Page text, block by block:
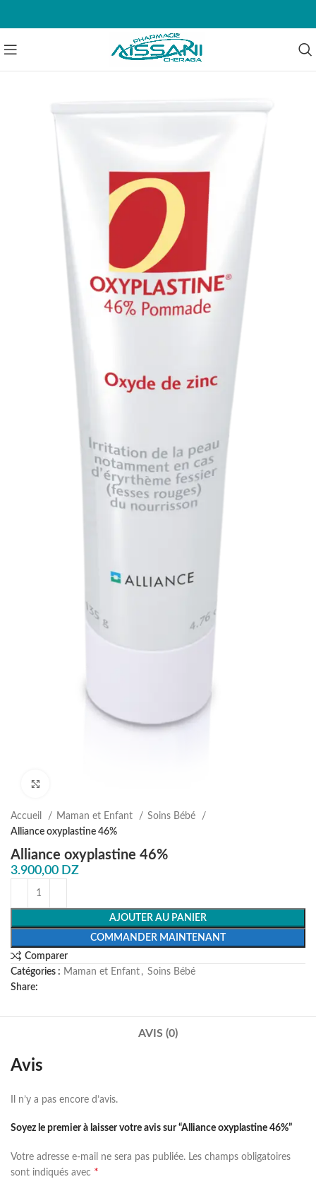
Accueil Maman et Enfant
⁠Soins Bébé
Alliance oxyplastine 46%
Alliance oxyplastine 46%
3.900,00 DZ
AJOUTER AU PANIER
COMMANDER MAINTENANT
Comparer
Catégories : Maman et Enfant , ⁠Soins Bébé
Share:
AVIS (0)
Avis
Il n’y a pas encore d’avis.
Soyez le premier à laisser votre avis sur “Alliance oxyplastine 46%”
Votre adresse e-mail ne sera pas publiée. Les champs obligatoires
sont indiqués avec *